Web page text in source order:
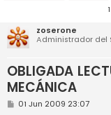
zoserone
Administrador del
OBLIGADA
MECÁNICA
M
01 Jun 2009 23:07